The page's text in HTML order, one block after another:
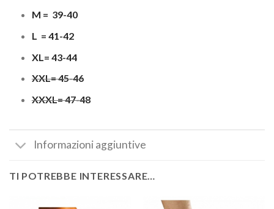
M = 39-40
L = 41-42
XL= 43-44
XXL= 45-46
XXXL= 47-48
Informazioni aggiuntive
TI POTREBBE INTERESSARE…